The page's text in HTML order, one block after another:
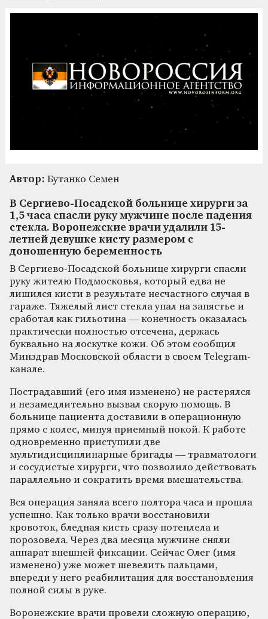
Автор: Бутанко Семен
В Сергиево-Посадской больнице хирурги за
1,5 часа спасли руку мужчине после падения
стекла. Воронежские врачи удалили 15-
летней девушке кисту размером с
доношенную беременность
В Сергиево-Посадской больнице хирурги спасли
руку жителю Подмосковья, который едва не
лишился кисти в результате несчастного случая в
гараже. Тяжелый лист стекла упал на запястье и
сработал как гильотина — конечность оказалась
практически полностью отсечена, держась
буквально на лоскутке кожи. Об этом сообщил
Минздрав Московской области в своем Telegram-
канале.
Пострадавший (его имя изменено) не растерялся
и незамедлительно вызвал скорую помощь. В
больнице пациента доставили в операционную
прямо с колес, минуя приемный покой. К работе
одновременно приступили две
мультидисциплинарные бригады — травматологи
и сосудистые хирурги, что позволило действовать
параллельно и сократить время вмешательства.
Вся операция заняла всего полтора часа и прошла
успешно. Как только врачи восстановили
кровоток, бледная кисть сразу потеплела и
порозовела. Через два месяца мужчине сняли
аппарат внешней фиксации. Сейчас Олег (имя
изменено) уже может шевелить пальцами,
впереди у него реабилитация для восстановления
полной силы в руке.
Воронежские врачи провели сложную операцию,